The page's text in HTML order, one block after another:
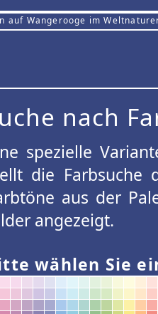
auf Wangerooge im
nach
spezielle
die Farbsuche
aus der
angezeigt.
wählen Sie